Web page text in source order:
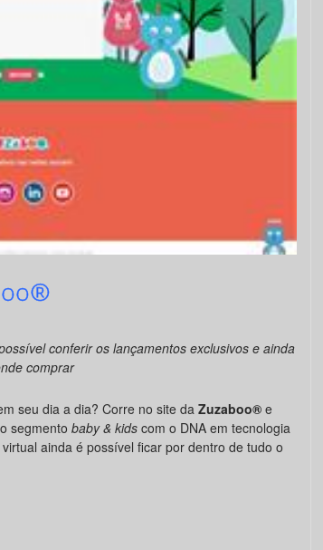
conferir os lançamentos exclusivos e ainda
comprar
seu dia a dia? Corre no site da Zuzaboo® e
segmento baby & kids com o DNA em tecnologia
ainda é possível ficar por dentro de tudo o